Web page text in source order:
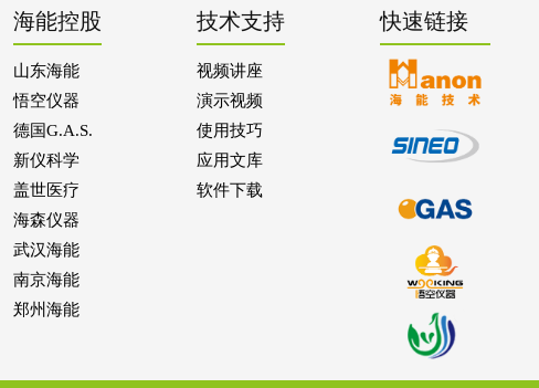
海能控股
山东海能
悟空仪器
德国G.A.S.
新仪科学
盖世医疗
海森仪器
武汉海能
南京海能
郑州海能
技术支持
视频讲座
演示视频
使用技巧
应用文库
软件下载
快速链接